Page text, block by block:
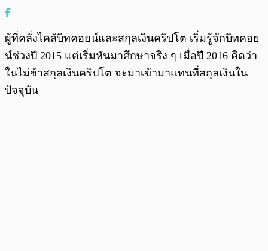
ผู้ที่คลั่งไคล้บิทคอยน์และสกุลเงินคริปโต เริ่มรู้จักบิทคอย
น์ช่วงปี 2015 แต่เริ่มหันมาศึกษาจริง ๆ เมื่อปี 2016 คิดว่า
ในไม่ช้าสกุลเงินคริปโต จะมาเข้ามาแทนที่สกุลเงินใน
ปัจจุบัน